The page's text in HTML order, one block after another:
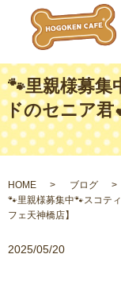
🐾里親様募集
ドのセニア君
HOME
ブログ
🐾里親様募集中🐾スコテ
フェ天神橋店】
2025/05/20